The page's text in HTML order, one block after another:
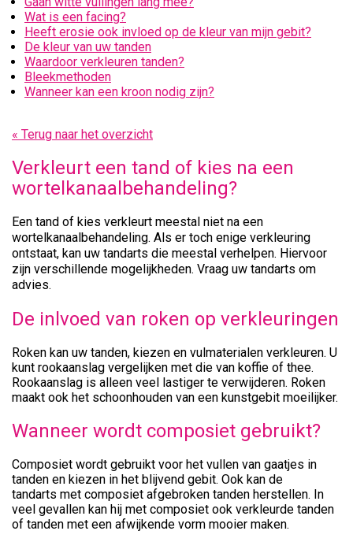
Wat is een facing?
Heeft erosie ook invloed op de kleur van mijn gebit?
De kleur van uw tanden
Waardoor verkleuren tanden?
Bleekmethoden
Wanneer kan een kroon nodig zijn?
« Terug naar het overzicht
Verkleurt een tand of kies na een
wortelkanaalbehandeling?
Een tand of kies verkleurt meestal niet na een
wortelkanaalbehandeling. Als er toch enige verkleuring
ontstaat, kan uw tandarts die meestal verhelpen. Hiervoor
zijn verschillende mogelijkheden. Vraag uw tandarts om
advies.
De inlvoed van roken op verkleuringen
Roken kan uw tanden, kiezen en vulmaterialen verkleuren. U
kunt rookaanslag vergelijken met die van koffie of thee.
Rookaanslag is alleen veel lastiger te verwijderen. Roken
maakt ook het schoonhouden van een kunstgebit moeilijker.
Wanneer wordt composiet gebruikt?
Composiet wordt gebruikt voor het vullen van gaatjes in
tanden en kiezen in het blijvend gebit. Ook kan de
tandarts met composiet afgebroken tanden herstellen. In
veel gevallen kan hij met composiet ook verkleurde tanden
of tanden met een afwijkende vorm mooier maken.